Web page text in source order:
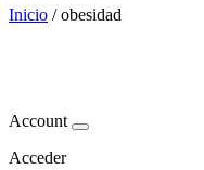
Inicio /obesidad
Account
Acceder